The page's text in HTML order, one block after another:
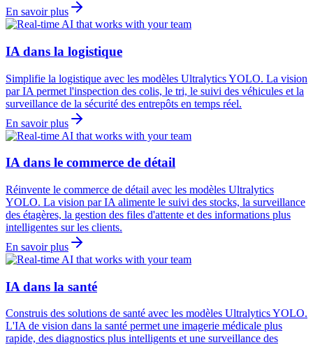
En savoir plus
IA dans la logistique
Simplifie la logistique avec les modèles Ultralytics YOLO. La vision
par IA permet l'inspection des colis, le tri, le suivi des véhicules et la
surveillance de la sécurité des entrepôts en temps réel.
En savoir plus
IA dans le commerce de détail
Réinvente le commerce de détail avec les modèles Ultralytics
YOLO. La vision par IA alimente le suivi des stocks, la surveillance
des étagères, la gestion des files d'attente et des informations plus
intelligentes sur les clients.
En savoir plus
IA dans la santé
Construis des solutions de santé avec les modèles Ultralytics YOLO.
L'IA de vision dans la santé permet une imagerie médicale plus
rapide, des diagnostics plus intelligents et une surveillance des